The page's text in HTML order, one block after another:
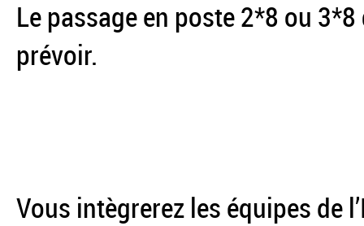
Le passage en poste 2*8 ou
prévoir.
Vous intègrerez les équipes de